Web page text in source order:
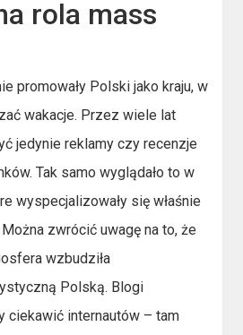
rola mass
promowały Polski jako kraju, w
wakacje. Przez wiele lat
jedynie reklamy czy recenzje
Tak samo wyglądało to w
wyspecjalizowały się właśnie
zwrócić uwagę na to, że
wzbudziła
Polską. Blogi
ciekawić internautów – tam